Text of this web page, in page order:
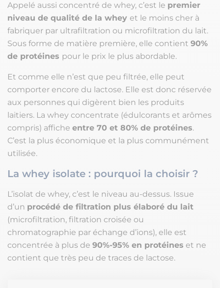
Appelé aussi concentré de whey, c’est le premier
niveau de qualité de la whey et le moins cher à
fabriquer par ultrafiltration ou microfiltration du lait.
Sous forme de matière première, elle contient 90%
de protéines pour le prix le plus abordable.
Et comme elle n’est que peu filtrée, elle peut
comporter encore du lactose. Elle est donc réservée
aux personnes qui digèrent bien les produits
laitiers. La whey concentrate (édulcorants et arômes
compris) affiche entre 70 et 80% de protéines.
C’est la plus économique et la plus communément
utilisée.
La whey isolate : pourquoi la choisir ?
L’isolat de whey, c’est le niveau au-dessus. Issue
d’un procédé de filtration plus élaboré du lait
(microfiltration, filtration croisée ou
chromatographie par échange d’ions), elle est
concentrée à plus de 90%-95% en protéines et ne
contient que très peu de traces de lactose.